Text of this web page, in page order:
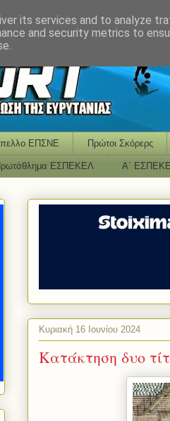
ΕΠΣΝΕ Πρώτοι Σκόρερς
ΕΣΠΕΚΕΛ Α΄
Κυριακή 16 Ιουνίου 2024
Κατάκτηση δυο
its services and to analyze
and security metrics to